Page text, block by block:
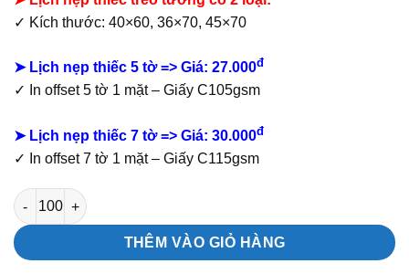
✓ Kích thước: 40×60, 36×70, 45×70
➤ Lịch nẹp thiếc 5 tờ => Giá: 27.000đ
✓ In offset 5 tờ 1 mặt – Giấy C105gsm
➤ Lịch nẹp thiếc 7 tờ => Giá: 30.000đ
✓ In offset 7 tờ 1 mặt – Giấy C115gsm
Mẫu lịch nẹp thiếc 7 tờ Hoa Sen số lượng
THÊM VÀO GIỎ HÀNG